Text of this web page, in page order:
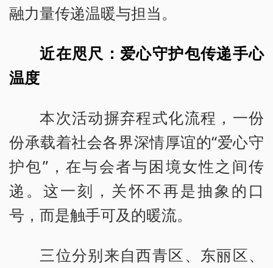
融力量传递温暖与担当。
近在咫尺：爱心守护包传递手心
温度
本次活动摒弃程式化流程，一份
份承载着社会各界深情厚谊的“爱心守
护包”，在与会者与困境女性之间传
递。这一刻，关怀不再是抽象的口
号，而是触手可及的暖流。
三位分别来自西青区、东丽区、